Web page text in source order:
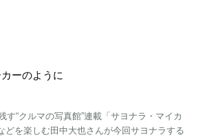
ーのように
す“クルマの写真館”連載「サヨナラ・マイカ
どを楽しむ田中大也さんが今回サヨナラする